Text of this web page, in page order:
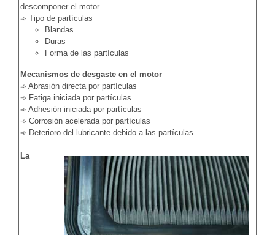
descomponer el motor
➾ Tipo de partículas
Blandas
Duras
Forma de las partículas
Mecanismos de desgaste en el motor
➾ Abrasión directa por partículas
➾ Fatiga iniciada por partículas
➾ Adhesión iniciada por partículas
➾ Corrosión acelerada por partículas
➾ Deterioro del lubricante debido a las partículas.
La